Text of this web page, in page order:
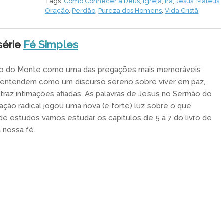
Oração,Perdão,Pureza dos Homens,Vida Cristã
Fé Simples
do Monte como uma das pregações mais memoráveis
como um discurso sereno sobre viver em paz,
intimações afiadas. As palavras de Jesus no Sermão do
radical jogou uma nova (e forte) luz sobre o que
estudos vamos estudar os capítulos de 5 a 7 do livro de
fé.